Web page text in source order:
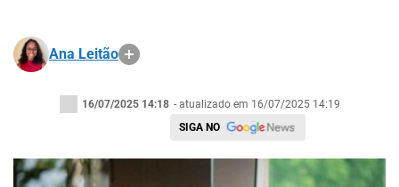
Ana Leitão
16/07/2025 14:18 - atualizado em 16/07/2025 14:19
SIGA NO